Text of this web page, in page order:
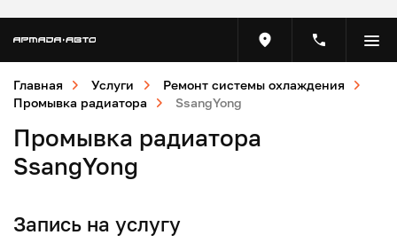
Главная Услуги
Ремонт системы охлаждения
Промывка радиатора
SsangYong
Промывка радиатора
SsangYong
Запись на услугу